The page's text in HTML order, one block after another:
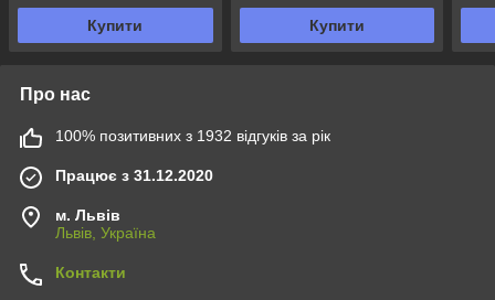
Купити Купити
Про нас
100% позитивних з 1932 відгуків за рік
Працює з 31.12.2020
м. Львів
Львів, Україна
Контакти